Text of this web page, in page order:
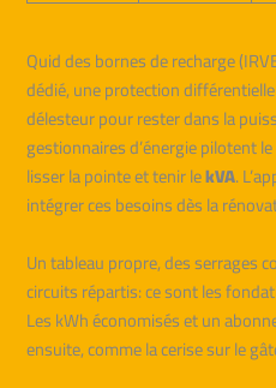
Quid des bornes de recharge
dédié, une protection
délesteur pour rester dans la
gestionnaires d’énergie pilotent
lisser la pointe et tenir lekVA.
intégrer ces besoins dès la
Un tableau propre, des serrages
circuits répartis: ce sont les
Les kWh économisés et un
ensuite, comme la cerise sur le